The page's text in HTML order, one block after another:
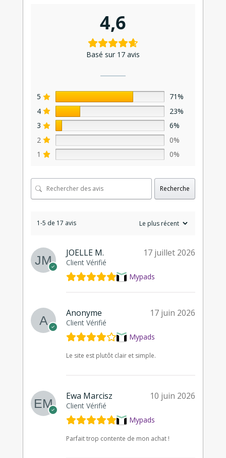
4,6
Basé sur 17 avis
5
71%
4
23%
3
6%
2
0%
1
0%
Recherche
1-5 de 17 avis
JOELLE M.
Client Vérifié
17 juillet 2026
Mypads
Anonyme
Client Vérifié
17 juin 2026
Mypads
Le site est plutôt clair et simple.
Ewa Marcisz
Client Vérifié
10 juin 2026
Mypads
Parfait trop contente de mon achat !